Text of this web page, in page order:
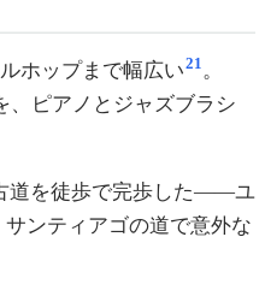
ホップまで幅広い21 。
ピアノとジャズブラシ
道を徒歩で完歩した——ユ
ンティアゴの道で意外な